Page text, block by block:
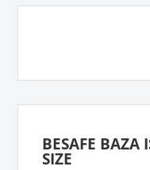
BESAFE BAZA
SIZE